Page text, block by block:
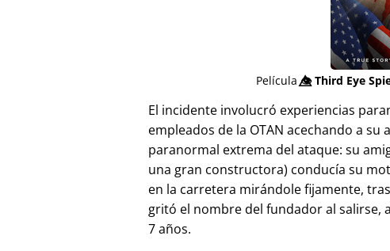
Película👁️⃤Third Eye
El incidente involucró experiencias
empleados de la OTAN acechando a
paranormal extrema del ataque: su
una gran constructora) conducía su
en la carretera mirándole fijamente,
gritó el nombre del fundador al salirse,
7 años.